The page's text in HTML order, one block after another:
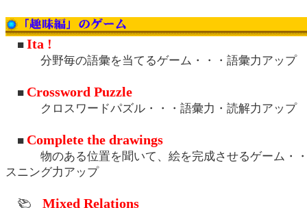
■ Ita !
分野毎の語彙を当てるゲーム・・・語彙力アップ
■ Crossword Puzzle
クロスワードパズル・・・語彙力・読解力アップ
■ Complete the drawings
物のある位置を聞いて、絵を完成させるゲーム・・
スニング力アップ
Mixed Relations